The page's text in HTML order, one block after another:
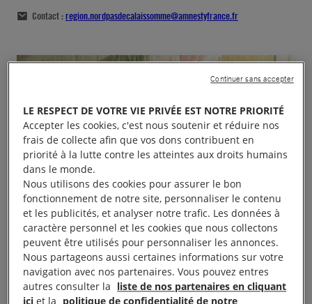
Contact :region.nordpasdecalaissomme@amnestyfrance.fr
LE RESPECT DE VOTRE VIE PRIVÉE EST NOTRE PRIORITÉ
Accepter les cookies, c'est nous soutenir et réduire nos
frais de collecte afin que vos dons contribuent en
priorité à la lutte contre les atteintes aux droits humains
dans le monde.
Nous utilisons des cookies pour assurer le bon
fonctionnement de notre site, personnaliser le contenu
et les publicités, et analyser notre trafic. Les données à
caractère personnel et les cookies que nous collectons
peuvent être utilisés pour personnaliser les annonces.
Nous partageons aussi certaines informations sur votre
navigation avec nos partenaires. Vous pouvez entres
autres consulter la liste de nos partenaires en cliquant
Continuer sans accepter